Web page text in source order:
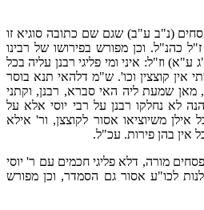
(נ"ב ע"ב) שגם שם כתובה סוגיא זו
כהנ"ל. וכן מפורש בפירושו של רבינו
וז"ל: איני ומי פליגי רבנן עליה בכל
אין קוצצין וכו'. ש"מ דלהאי תנא בוסר
מאן שמעת ליה האי סברא, רבנן, וקתני
לא נחלקו רבנן על רבי יוסי אלא על
אילן משיוציאו אסור לקוצצן, ור' אילא
אין בהן פירות. עכ"ל.
מורה, דלא פליגי חכמים עם ר' יוסי
לכו"ע אסור גם הסמדר, וכן מפורש